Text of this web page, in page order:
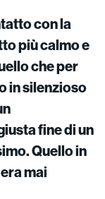
con la
più calmo e
che per
in silenzioso
fine di un
Quello in
mai